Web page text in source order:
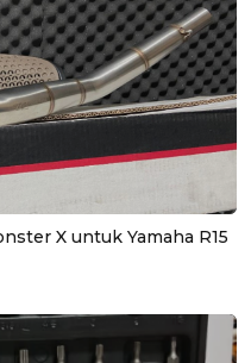
X untuk Yamaha R15